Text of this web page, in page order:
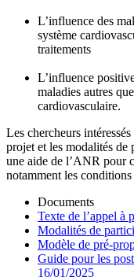
L’influence des
système
traitements
L’influence
maladies autres
cardiovasculaire.
Les chercheurs
projet et les modalités
une aide de l’ANR pour
notamment les
Documents
Texte de l’appel à
Modalités de
Modèle de pré-
Guide pour les
16/01/2025